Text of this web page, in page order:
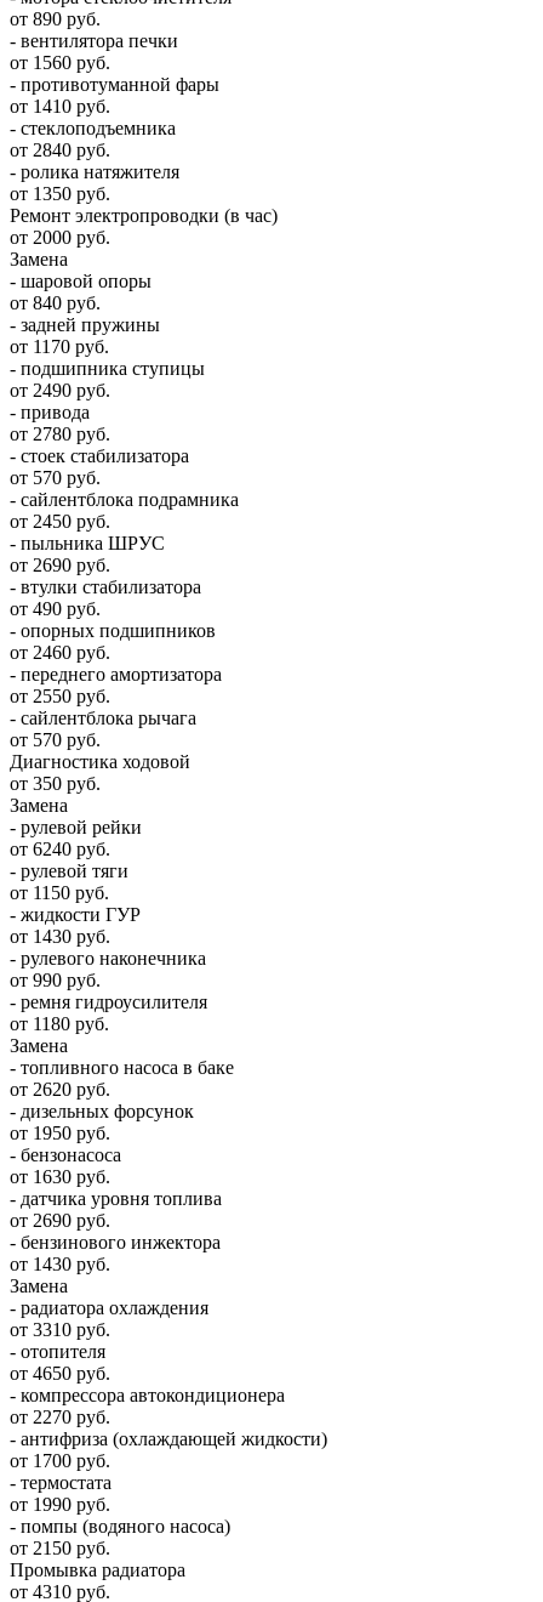
от 890 руб.
- вентилятора печки
от 1560 руб.
- противотуманной фары
от 1410 руб.
- стеклоподъемника
от 2840 руб.
- ролика натяжителя
от 1350 руб.
Ремонт электропроводки (в час)
от 2000 руб.
Замена
- шаровой опоры
от 840 руб.
- задней пружины
от 1170 руб.
- подшипника ступицы
от 2490 руб.
- привода
от 2780 руб.
- стоек стабилизатора
от 570 руб.
- сайлентблока подрамника
от 2450 руб.
- пыльника ШРУС
от 2690 руб.
- втулки стабилизатора
от 490 руб.
- опорных подшипников
от 2460 руб.
- переднего амортизатора
от 2550 руб.
- сайлентблока рычага
от 570 руб.
Диагностика ходовой
от 350 руб.
Замена
- рулевой рейки
от 6240 руб.
- рулевой тяги
от 1150 руб.
- жидкости ГУР
от 1430 руб.
- рулевого наконечника
от 990 руб.
- ремня гидроусилителя
от 1180 руб.
Замена
- топливного насоса в баке
от 2620 руб.
- дизельных форсунок
от 1950 руб.
- бензонасоса
от 1630 руб.
- датчика уровня топлива
от 2690 руб.
- бензинового инжектора
от 1430 руб.
Замена
- радиатора охлаждения
от 3310 руб.
- отопителя
от 4650 руб.
- компрессора автокондиционера
от 2270 руб.
- антифриза (охлаждающей жидкости)
от 1700 руб.
- термостата
от 1990 руб.
- помпы (водяного насоса)
от 2150 руб.
Промывка радиатора
от 4310 руб.